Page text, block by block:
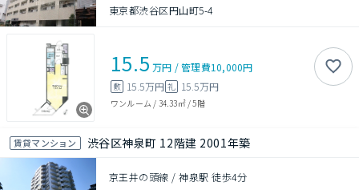
東京都渋谷区円山町5-4
15.5 万円 /管理費10,000円
敷 15.5万円 礼 15.5万円
ワンルーム / 34.33㎡/5階
賃貸マンション 渋谷区神泉町 12階建 2001年築
京王井の頭線 / 神泉駅 徒歩4分